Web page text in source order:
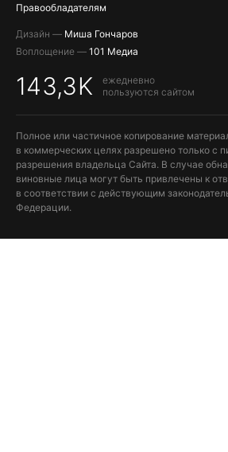
Правообладателям
Дизайн — Миша Гончаров
Воплощение — 101 Медиа
143,3K
ежедневно
пользуются сайтом
Полное или частичное копирование
в коммерческих целях разрешено только с
разрешения владельца Сайта. В случае
виновные лица могут быть привлечены к
в соответствии с действующим
Федерации.